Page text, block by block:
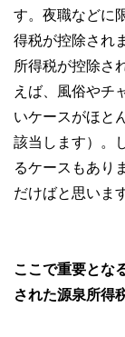
す。夜職などに
得税が控除され
所得税が控除さ
えば、風俗やチ
いケースがほと
該当します）。
るケースもあり
だけばと思いま
ここで重要とな
された源泉所得